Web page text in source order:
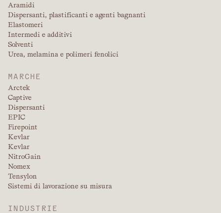
Aramidi
Dispersanti, plastificanti e agenti bagnanti
Elastomeri
Intermedi e additivi
Solventi
Urea, melamina e polimeri fenolici
MARCHE
Arctek
Captive
Dispersanti
EPIC
Firepoint
Kevlar
Kevlar
NitroGain
Nomex
Tensylon
Sistemi di lavorazione su misura
INDUSTRIE